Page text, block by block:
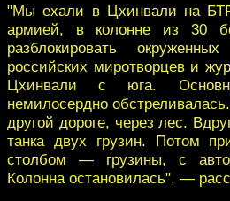
"Мы ехали в Цхинвали на
армией, в колонне из 30
разблокировать
российских миротворцев и
Цхинвали с юга.
немилосердно
другой дороге, через лес.
танка двух грузин. Потом
столбом — грузины, с
Колонна остановилась", —